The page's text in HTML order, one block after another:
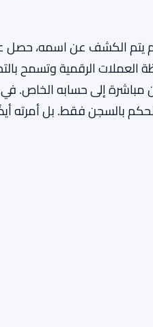
لم يتم الكشف عن اسمه، حصل
الرقمية وتسمح
قام بحفظها. ثم استخدمها لنقل 107 بيتكوين مباشرة إلى
بالسجن فقط. بل أمرته